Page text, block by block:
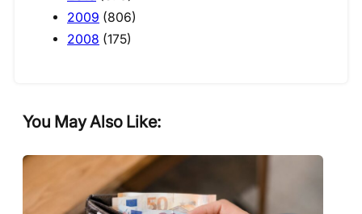
2009 (806)
2008 (175)
You May Also Like: